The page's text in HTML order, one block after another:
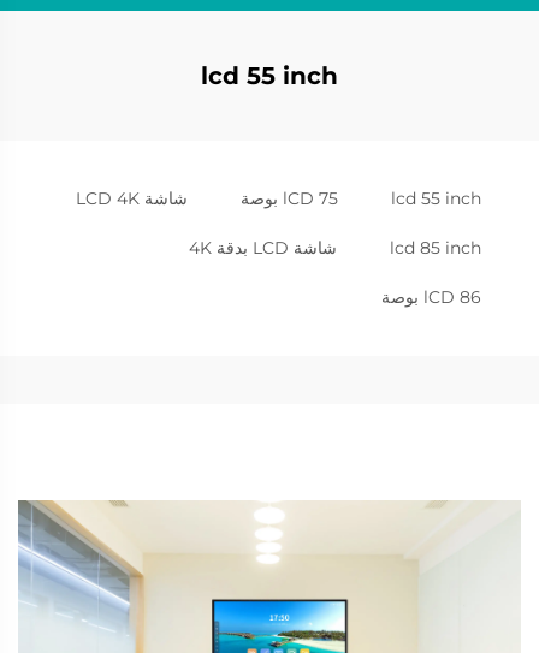
lcd 55 inch
lcd 55 inch lCD 75 بوصة شاشة LCD 4K
lcd 85 inch شاشة LCD بدقة 4K
lCD 86 بوصة